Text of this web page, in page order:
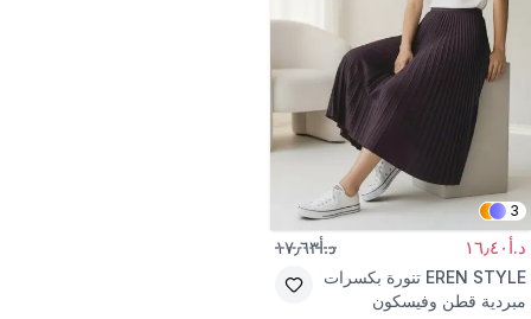
3
د.أ١٦٫٤٠ د.أ١٧٫٦٣
EREN STYLE تنورة بكسرات
مبردية قطن وفيسكون